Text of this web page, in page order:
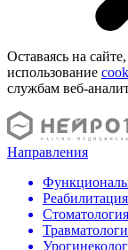
Оставаясь на
использование
службам веб-
Направления
Реабилитация
Стоматология